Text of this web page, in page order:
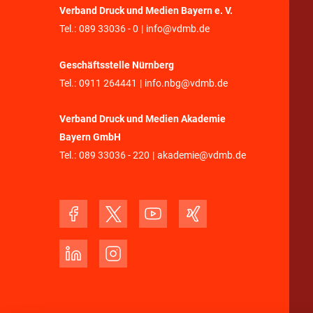
Verband Druck und Medien Bayern e. V.
Tel.: 089 33036 - 0 | info@vdmb.de
Geschäftsstelle Nürnberg
Tel.: 0911 264441 | info.nbg@vdmb.de
Verband Druck und Medien Akademie
Bayern GmbH
Tel.: 089 33036 - 220 | akademie@vdmb.de